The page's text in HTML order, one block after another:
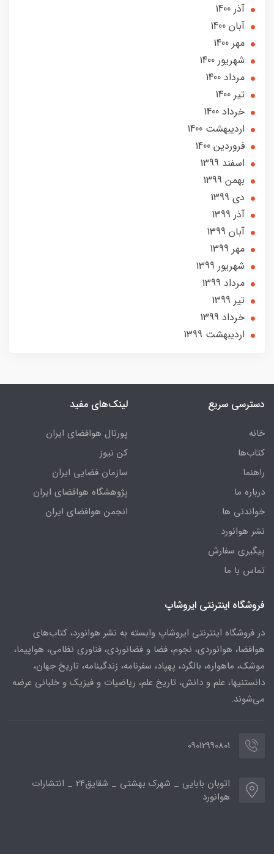
آذر 1400
آبان 1400
مهر 1400
شهریور 1400
مرداد 1400
تير 1400
خرداد 1400
ارديبهشت 1400
فروردین 1400
اسفند 1399
بهمن 1399
دی 1399
آذر 1399
آبان 1399
مهر 1399
شهریور 1399
مرداد 1399
تير 1399
خرداد 1399
ارديبهشت 1399
دسترسی سریع
خانه
کتاب‌ها
راهنما
درباره ما
خواندنی ها
نشر هوانورد
پیگیری سفارش
تماس با ما
لینک‌های مفید
پورتال هوافضای ایران
کن نیوز
سازمان فضایی ایران
پژوهشگاه هوافضای ایران
انجمن هوافضای ایران
فروشگاه اینترنتی ایروشاپ
در فروشگاه اینترنتی ایروشاپ وابسته به نشر هوانورد، کتاب‌های
هوافضا، هوانوردی، نجوم، فضا و فضانوردی، فناوری نظامی، هواپیما،
موشک، ماهواره، بالگرد، پهپاد، سفرنامه، زندگینامه، تاریخ جهان،
دانستنیها، علم و دانش، تاریخ علم، ریاضیات و فیزیک و خلبانی عرضه
می‌شوند.
09012990801
اتوبان بابایی _ شهرک بهشتی _ شقایق24 _ انتشارات
هوانورد